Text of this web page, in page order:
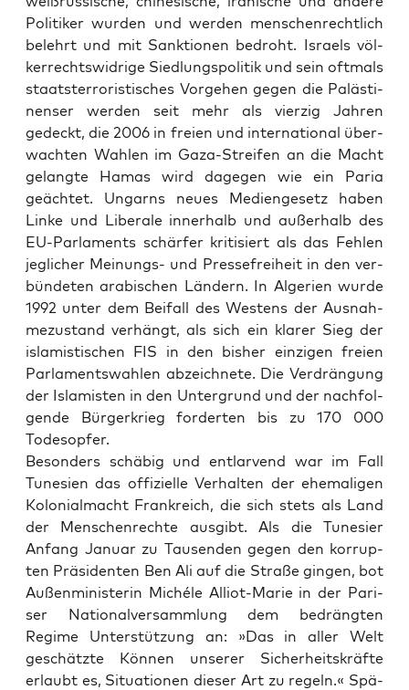
Poli­ti­ker wur­den und wer­den men­schen­recht­lich
belehrt und mit Sank­tio­nen bedroht. Isra­els völ­
ker­rechts­wid­ri­ge Sied­lungs­po­li­tik und sein oft­mals
staats­ter­ro­ris­ti­sches Vor­ge­hen gegen die Paläs­ti­
nen­ser wer­den seit mehr als vier­zig Jah­ren
gedeckt, die 2006 in frei­en und inter­na­tio­nal über­
wach­ten Wah­len im Gaza-Strei­fen an die Macht
gelang­te Hamas wird dage­gen wie ein Paria
geäch­tet. Ungarns neu­es Medi­en­ge­setz haben
Lin­ke und Libe­ra­le inner­halb und außer­halb des
EU-Par­la­ments schär­fer kri­ti­siert als das Feh­len
jeg­li­cher Mei­nungs- und Pres­se­frei­heit in den ver­
bün­de­ten ara­bi­schen Län­dern. In Alge­ri­en wur­de
1992 unter dem Bei­fall des Wes­tens der Aus­nah­
me­zu­stand ver­hängt, als sich ein kla­rer Sieg der
isla­mis­ti­schen FIS in den bis­her ein­zi­gen frei­en
Par­la­ments­wah­len abzeich­ne­te. Die Ver­drän­gung
der Isla­mis­ten in den Unter­grund und der nach­fol­
gen­de Bür­ger­krieg for­der­ten bis zu 170 000
Todesopfer.
Beson­ders schä­big und ent­lar­vend war im Fall
Tune­si­en das offi­zi­el­le Ver­hal­ten der ehe­ma­li­gen
Kolo­ni­al­macht Frank­reich, die sich stets als Land
der Men­schen­rech­te aus­gibt. Als die Tune­si­er
Anfang Janu­ar zu Tau­sen­den gegen den kor­rup­
ten Prä­si­den­ten Ben Ali auf die Stra­ße gin­gen, bot
Außen­mi­nis­te­rin Miché­le Alli­ot-Marie in der Pari­
ser Natio­nal­ver­samm­lung dem bedräng­ten
Regime Unter­stüt­zung an: »Das in aller Welt
geschätz­te Kön­nen unse­rer Sicher­heits­kräf­te
erlaubt es, Situa­tio­nen die­ser Art zu regeln.« Spä­